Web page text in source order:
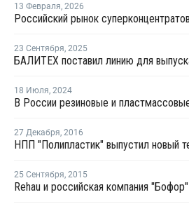
13 Февраля, 2026
23 Сентября, 2025
18 Июля, 2024
27 Декабря, 2016
НПП "Полипластик" выпустил новый
25 Сентября, 2015